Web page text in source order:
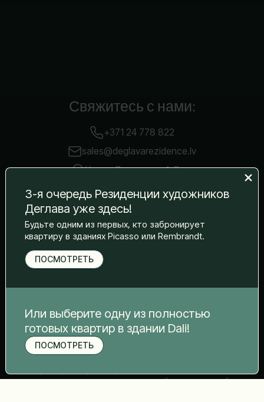
Свяжитесь с нами:
+371 24 778 822
sales@deglavarezidence.lv
Улица Дравниеку 1, Рига
Следуйте за нами:
Визуализации проекта и квартир, использованные в
технические характеристики могут быть изменены без
3-я очередь Резиденции художников
Деглава уже здесь!
Будьте одним из первых, кто забронирует
квартиру в зданиях Picasso или Rembrandt.
ПОСМОТРЕТЬ
Или выберите одну из полностью
готовых квартир в здании Dali!
ПОСМОТРЕТЬ